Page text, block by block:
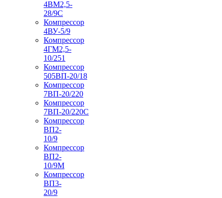
4ВМ2,5-
28/9С
Компрессор
4ВУ-5/9
Компрессор
4ГМ2,5-
10/251
Компрессор
505ВП-20/18
Компрессор
7ВП-20/220
Компрессор
7ВП-20/220С
Компрессор
ВП2-
10/9
Компрессор
ВП2-
10/9М
Компрессор
ВП3-
20/9